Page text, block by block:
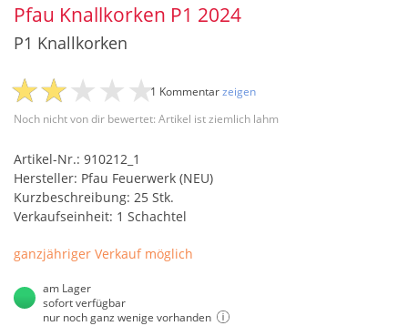
Pfau Knallkorken P1 2024
P1 Knallkorken
Noch nicht von dir bewertet: Artikel ist ziemlich lahm
1 Kommentarzeigen
Artikel-Nr.: 910212_1
Hersteller: Pfau Feuerwerk (NEU)
Kurzbeschreibung: 25 Stk.
Verkaufseinheit: 1 Schachtel
ganzjähriger Verkauf möglich
am Lager
sofort verfügbar
nur noch ganz wenige vorhanden